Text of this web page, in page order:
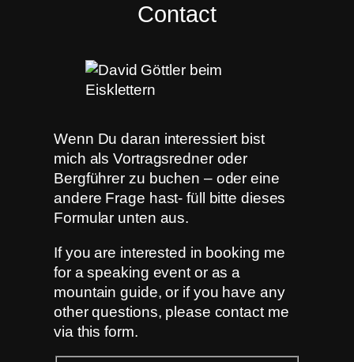
Contact
Wenn Du daran interessiert bist
mich als Vortragsredner oder
Bergführer zu buchen – oder eine
andere Frage hast- füll bitte dieses
Formular unten aus.
If you are interested in booking me
for a speaking event or as a
mountain guide, or if you have any
other questions, please contact me
via this form.